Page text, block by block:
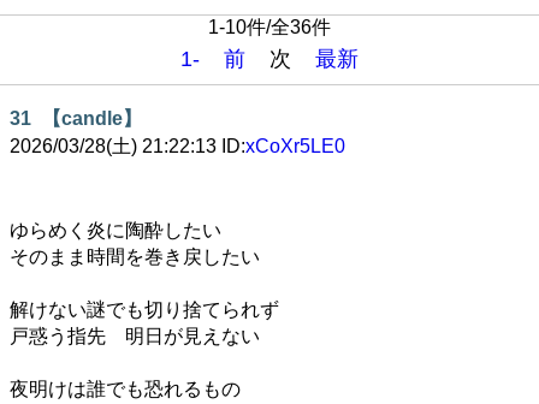
1-10件/全36件
1- 前 次 最新
31
【candle】
2026/03/28(土) 21:22:13 ID:xCoXr5LE0
ゆらめく炎に陶酔したい
そのまま時間を巻き戻したい
解けない謎でも切り捨てられず
戸惑う指先 明日が見えない
夜明けは誰でも恐れるもの